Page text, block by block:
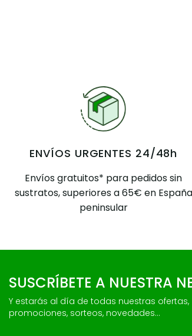
ENVÍOS URGENTES 24/48h
Envíos gratuitos* para pedidos sin
sustratos, superiores a 65€ en España
peninsular
SUSCRÍBETE A NUESTRA
Y estarás al día de todas nuestras ofertas,
promociones, sorteos, novedades...